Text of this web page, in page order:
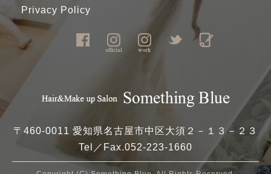
Privacy Policy
〒460-0011 愛知県名古屋市中区大須２－１３－２３
Tel／Fax.052-223-1660